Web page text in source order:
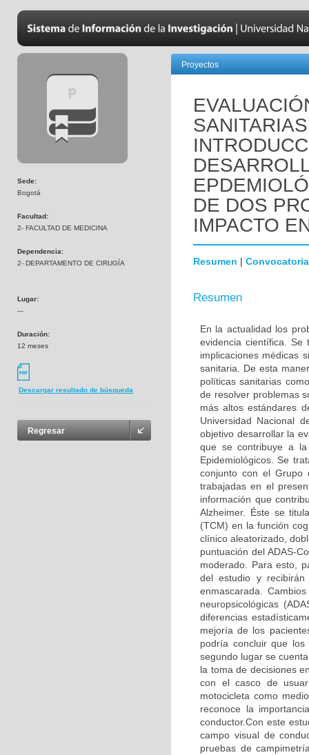
Sede:
Bogotá
Facultad:
2- FACULTAD DE MEDICINA
Dependencia:
2- DEPARTAMENTO DE CIRUGÍA
Lugar:
---
Duración:
12 meses
Descargar resultado de búsqueda
Regresar
Proyectos
DE DOS
IMPACTO
Resumen | Convocatoria
Resumen
En la actualidad los
evidencia científica.
implicaciones médicas
sanitaria. De esta
políticas sanitarias
de resolver problemas
más altos estándares
Universidad Nacional
objetivo desarrollar la
que se contribuye a
Epidemiológicos. Se
conjunto con el Grupo
trabajadas en el
información que
Alzheimer. Éste se
(TCM) en la función
clínico aleatorizado,
puntuación del ADAS-
moderado. Para esto,
del estudio y
enmascarada.
neuropsicológicas
diferencias
mejoría de los
podría concluir que
segundo lugar se
la toma de decisiones
con el casco de
motocicleta como
reconoce la
conductor.Con este
campo visual de
pruebas de